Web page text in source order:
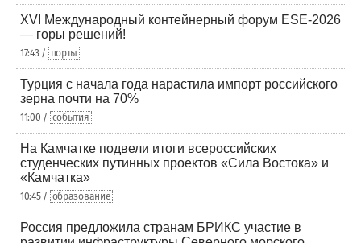
XVI Международный контейнерный форум ESE-2026
— горы решений!
17:43 / порты
Турция с начала года нарастила импорт российского
зерна почти на 70%
11:00 / события
На Камчатке подвели итоги всероссийских
студенческих путинных проектов «Сила Востока» и
«Камчатка»
10:45 / образование
Россия предложила странам БРИКС участие в